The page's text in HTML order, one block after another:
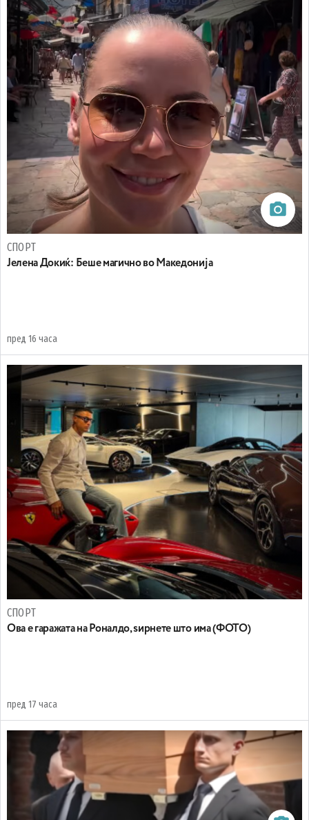
СПОРТ
Јелена Докиќ: Беше магично во Македонија
пред 16 часа
СПОРТ
Ова е гаражата на Роналдо, ѕирнете што има (ФОТО)
пред 17 часа